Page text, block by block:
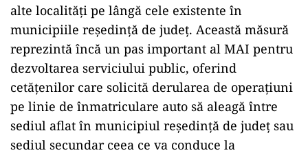
alte localități pe lângă cele existente în
municipiile reședință de județ. Această măsură
reprezintă încă un pas important al MAI pentru
dezvoltarea serviciului public, oferind
cetățenilor care solicită derularea de operațiuni
pe linie de înmatriculare auto să aleagă între
sediul aflat în municipiul reședință de județ sau
sediul secundar ceea ce va conduce la